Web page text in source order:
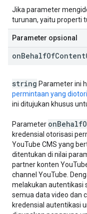
Jika parameter
turunan, yaitu properti
Parameter opsional
onBehalfOfContent
string Parameter ini
permintaan yang
ini ditujukan khusus
Parameter onBehalf
kredensial otorisasi
YouTube CMS yang
ditentukan di nilai
partner konten
channel YouTube.
melakukan autentikasi
semua data video dan
kredensial autentikasi